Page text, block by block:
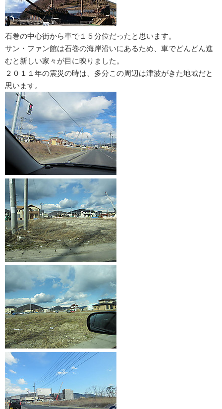
石巻の中心街から車で１５分位だったと思います。
サン・ファン館は石巻の海岸沿いにあるため、車でどんどん進
むと新しい家々が目に映りました。
２０１１年の震災の時は、多分この周辺は津波がきた地域だと
思います。